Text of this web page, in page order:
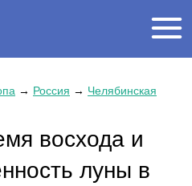
→ Россия → Челябинская
восхода и
луны в